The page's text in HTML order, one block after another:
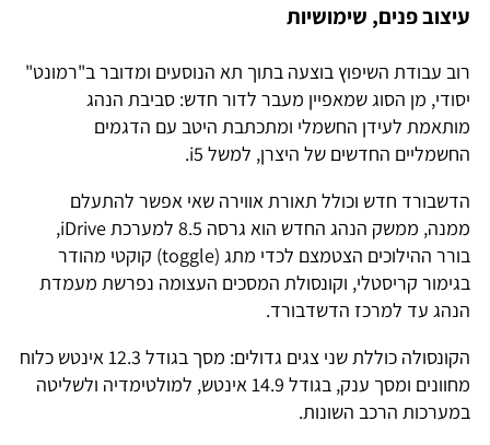
עיצוב פנים, שימושיות
רוב עבודת השיפוץ בוצעה בתוך תא הנוסעים ומדובר ב"רמונט"
יסודי, מן הסוג שמאפיין מעבר לדור חדש: סביבת הנהג
מותאמת לעידן החשמלי ומתכתבת היטב עם הדגמים
החשמליים החדשים של היצרן, למשל i5.
הדשבורד חדש וכולל תאורת אווירה שאי אפשר להתעלם
ממנה, ממשק הנהג החדש הוא גרסה 8.5 למערכת iDrive,
בורר ההילוכים הצטמצם לכדי מתג (toggle) קוקטי מהודר
בגימור קריסטלי, וקונסולת המסכים העצומה נפרשת מעמדת
הנהג עד למרכז הדשדבורד.
הקונסולה כוללת שני צגים גדולים: מסך בגודל 12.3 אינטש כלוח
מחוונים ומסך ענק, בגודל 14.9 אינטש, למולטימדיה ולשליטה
במערכות הרכב השונות.